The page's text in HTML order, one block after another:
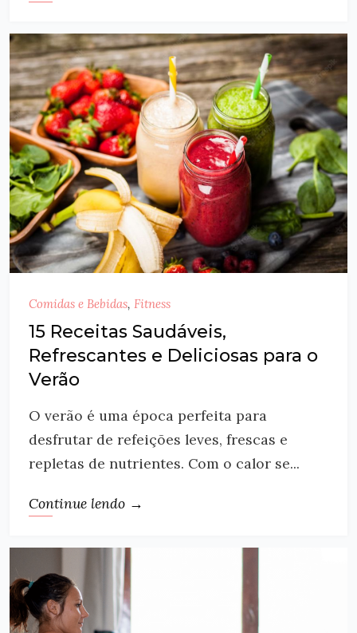
Comidas e Bebidas, Fitness
15 Receitas Saudáveis,
Refrescantes e Deliciosas para o
Verão
O verão é uma época perfeita para
desfrutar de refeições leves, frescas e
repletas de nutrientes. Com o calor se...
Continue lendo →